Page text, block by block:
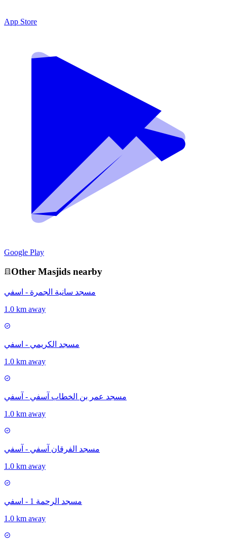
App Store
Google Play
Other Masjids nearby
مسجد سانية الجمرة - اسفي
1.0 km away
مسجد الكريمي - اسفي
1.0 km away
مسجد عمر بن الخطاب آسفي - آسفي
1.0 km away
مسجد الفرقان آسفي - آسفي
1.0 km away
مسجد الرحمة 1 - اسفي
1.0 km away